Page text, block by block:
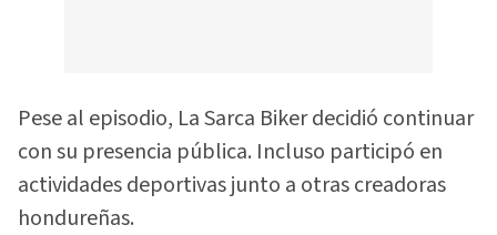
Pese al episodio, La Sarca Biker decidió continuar
con su presencia pública. Incluso participó en
actividades deportivas junto a otras creadoras
hondureñas.